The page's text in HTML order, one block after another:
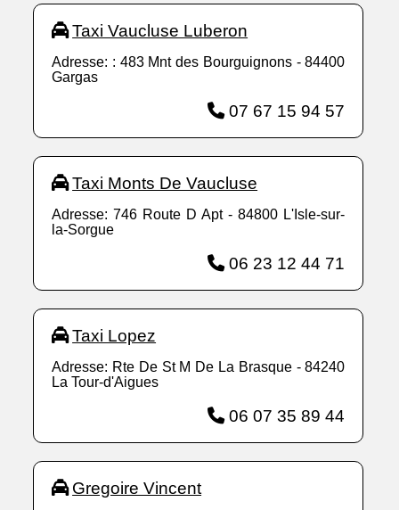
Taxi Vaucluse Luberon
Adresse: : 483 Mnt des Bourguignons - 84400
Gargas
07 67 15 94 57
Taxi Monts De Vaucluse
Adresse: 746 Route D Apt - 84800 L'Isle-sur-
la-Sorgue
06 23 12 44 71
Taxi Lopez
Adresse: Rte De St M De La Brasque - 84240
La Tour-d'Aigues
06 07 35 89 44
Gregoire Vincent